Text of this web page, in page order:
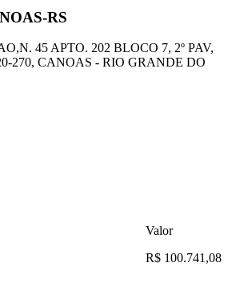
RS
45 APTO. 202 BLOCO 7, 2º PAV,
270, CANOAS - RIO GRANDE DO
Valor
R$ 100.741,08